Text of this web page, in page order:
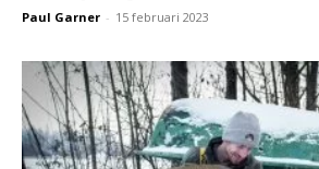
Paul Garner - 15 februari 2023